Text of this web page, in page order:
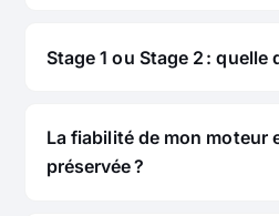
Stage 1 ou Stage 2 : quelle
La fiabilité de mon moteur
préservée ?